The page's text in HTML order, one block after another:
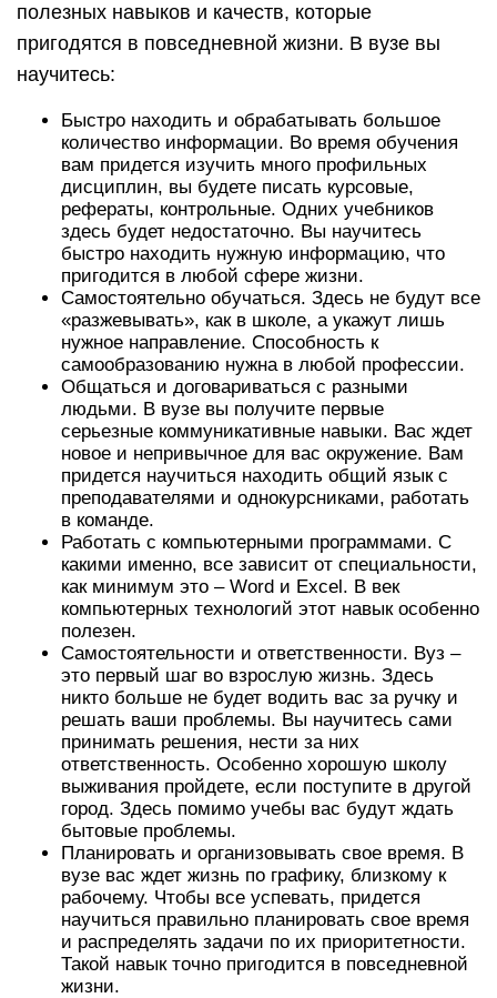
полезных навыков и качеств, которые
пригодятся в повседневной жизни. В вузе вы
научитесь:
Быстро находить и обрабатывать большое
количество информации. Во время обучения
вам придется изучить много профильных
дисциплин, вы будете писать курсовые,
рефераты, контрольные. Одних учебников
здесь будет недостаточно. Вы научитесь
быстро находить нужную информацию, что
пригодится в любой сфере жизни.
Самостоятельно обучаться. Здесь не будут все
«разжевывать», как в школе, а укажут лишь
нужное направление. Способность к
самообразованию нужна в любой профессии.
Общаться и договариваться с разными
людьми. В вузе вы получите первые
серьезные коммуникативные навыки. Вас ждет
новое и непривычное для вас окружение. Вам
придется научиться находить общий язык с
преподавателями и однокурсниками, работать
в команде.
Работать с компьютерными программами. C
какими именно, все зависит от специальности,
как минимум это – Word и Excel. В век
компьютерных технологий этот навык особенно
полезен.
Самостоятельности и ответственности. Вуз –
это первый шаг во взрослую жизнь. Здесь
никто больше не будет водить вас за ручку и
решать ваши проблемы. Вы научитесь сами
принимать решения, нести за них
ответственность. Особенно хорошую школу
выживания пройдете, если поступите в другой
город. Здесь помимо учебы вас будут ждать
бытовые проблемы.
Планировать и организовывать свое время. В
вузе вас ждет жизнь по графику, близкому к
рабочему. Чтобы все успевать, придется
научиться правильно планировать свое время
и распределять задачи по их приоритетности.
Такой навык точно пригодится в повседневной
жизни.